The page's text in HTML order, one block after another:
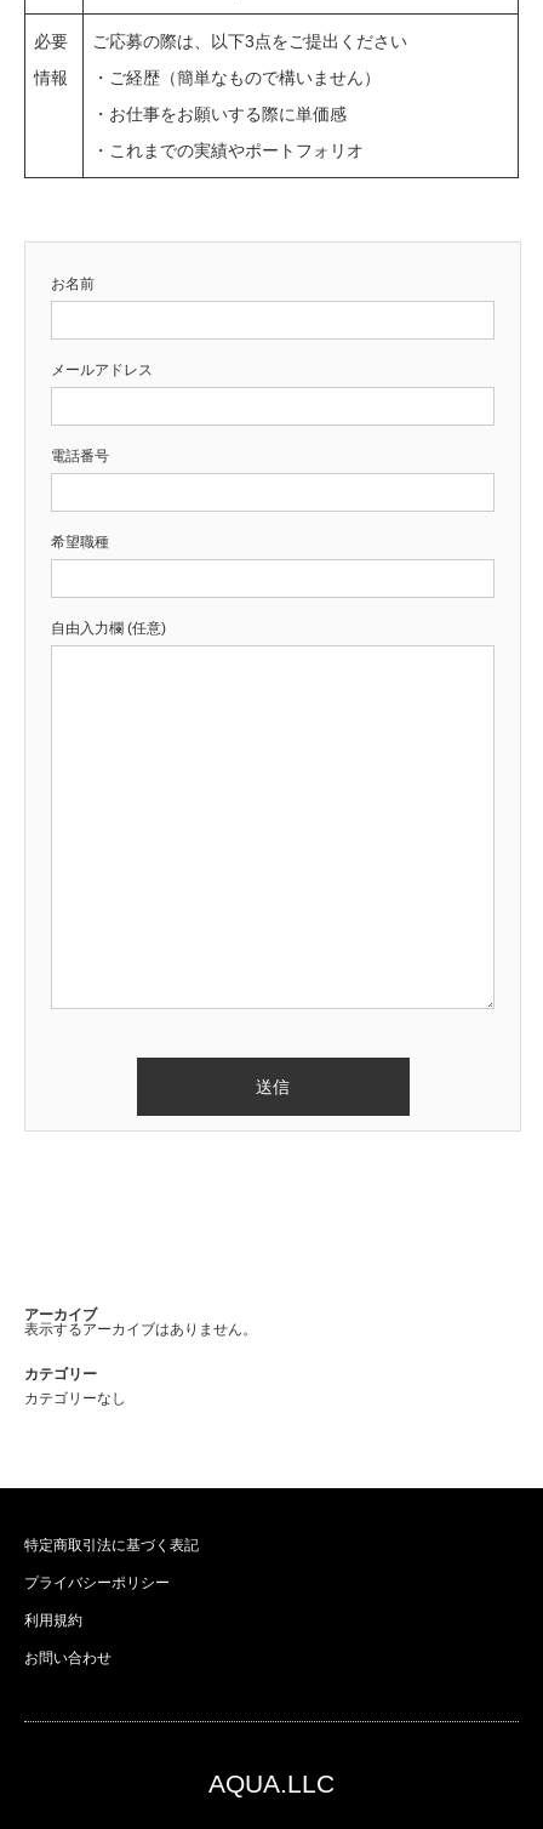
必要
情報
ご応募の際は、以下3点をご提出ください
・ご経歴（簡単なもので構いません）
・お仕事をお願いする際に単価感
・これまでの実績やポートフォリオ
お名前
メールアドレス
電話番号
希望職種
自由入力欄 (任意)
アーカイブ
表示するアーカイブはありません。
カテゴリー
カテゴリーなし
特定商取引法に基づく表記
プライバシーポリシー
利用規約
お問い合わせ
AQUA.LLC